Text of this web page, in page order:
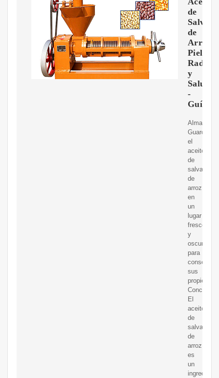
de
Salvado
de
Arroz:
Piel
y
-
Guía
Guardar
el
aceite
de
salvado
de
arroz
en
un
lugar
fresco
y
oscuro
para
conservar
sus
El
aceite
de
salvado
de
arroz
es
un
ingrediente